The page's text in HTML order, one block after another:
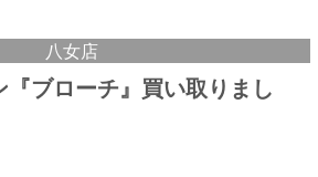
八女店
ブローチ』買い取りまし